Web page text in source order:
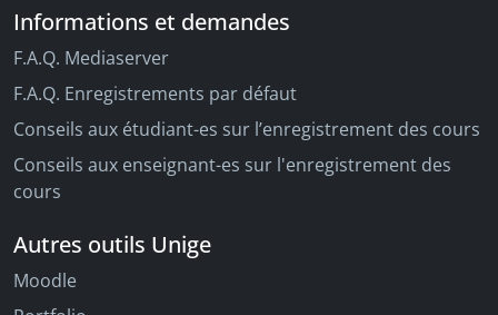
Informations et demandes
F.A.Q. Mediaserver
F.A.Q. Enregistrements par défaut
Conseils aux étudiant-es sur l’enregistrement des cours
Conseils aux enseignant-es sur l'enregistrement des
cours
Autres outils Unige
Moodle